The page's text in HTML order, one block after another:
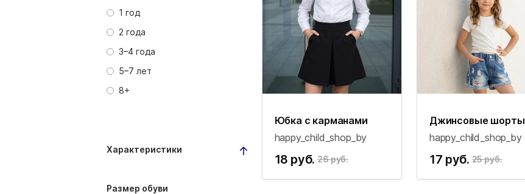
1 год
2 года
3–4 года
5–7 лет
8+
Характеристики
Размер обуви
Юбка с карманами
happy_child_shop_by
18 руб. 26 руб.
Джинсовые шорты
happy_child_shop_by
17 руб. 25 руб.